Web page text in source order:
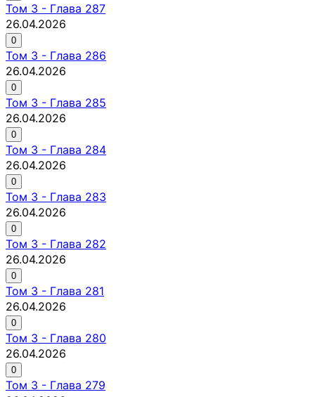
Том 3 - Глава 287
26.04.2026
0
Том 3 - Глава 286
26.04.2026
0
Том 3 - Глава 285
26.04.2026
0
Том 3 - Глава 284
26.04.2026
0
Том 3 - Глава 283
26.04.2026
0
Том 3 - Глава 282
26.04.2026
0
Том 3 - Глава 281
26.04.2026
0
Том 3 - Глава 280
26.04.2026
0
Том 3 - Глава 279